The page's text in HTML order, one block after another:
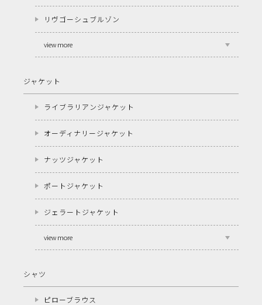
リヴゴーシュブルゾン
view more
ジャケット
ライブラリアンジャケット
オーディナリージャケット
ナッツジャケット
ポートジャケット
ジェラートジャケット
view more
シャツ
ピローブラウス